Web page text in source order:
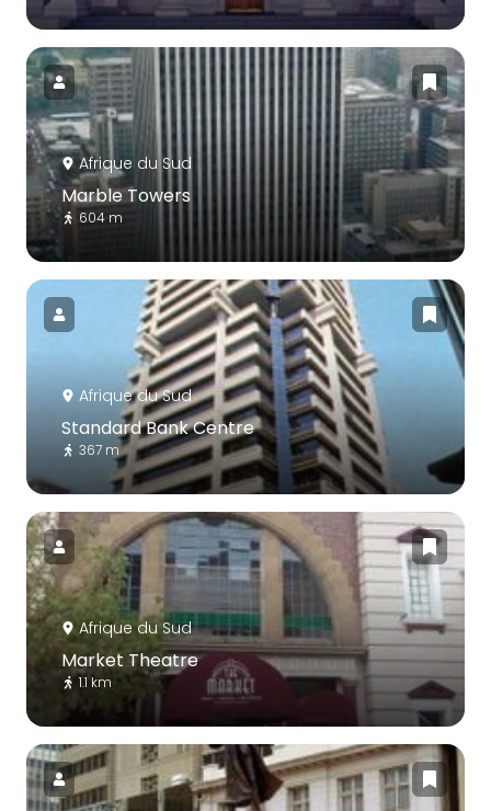
Afrique du Sud
Marble Towers
604 m
Afrique du Sud
Standard Bank Centre
367 m
Afrique du Sud
Market Theatre
1.1 km